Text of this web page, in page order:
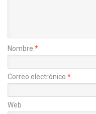
Nombre *
Correo electrónico *
Web